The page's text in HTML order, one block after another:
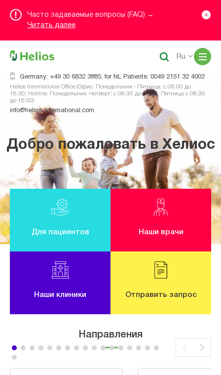
Часто задаваемые вопросы (FAQ) →
Читать далее
Germany: +49 30 6832 3885, for NL Patients: 0049 2151 32 4002
Helios International Office (Офис: Понедельник - Пятница: с 08.00 до
16.30; Hotline: Понедельник -Четверг: с 08.30 до 16.00, Пятница с 08.30
до 15.00)
info@helios-international.com
Ru
Добро пожаловать в Хелиос
Для пациентов Наши врачи
Наши клиники Отправить запрос
Направления